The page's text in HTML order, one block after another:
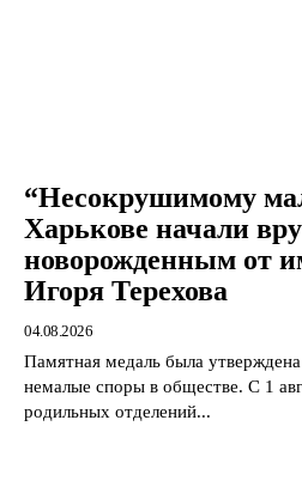
“Несокрушимому
Харькове начали
новорожденным от
Игоря Терехова
04.08.2026
Памятная медаль была
немалые споры в обществе. С 1 августа во время выписки из
родильных отделений...